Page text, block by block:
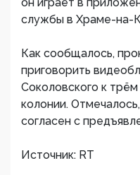
службы в Храме-на-
Как сообщалось,
приговорить
Соколовского к
колонии.
согласен с
Источник: RT